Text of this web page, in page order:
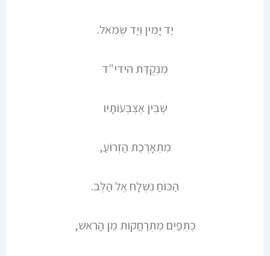
יַד יָמִין וְיַד שְׂמֹאל.
מִנְּקֻדַּת הידי"ד
שֶׁבֵּין אֶצְבְּעוֹתָיו
מִתְאָרֶכֶת הַזְּרוֹעַ,
הַכּוֹחַ נִשְׁלָח אֶל הַלֵּב.
כְּתֵפַיִם מִתְרַחֲקוֹת מִן הָרֹאשׁ,